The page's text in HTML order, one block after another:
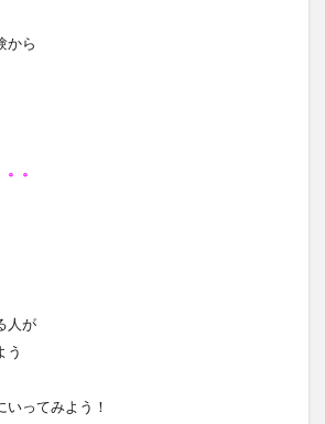
から
。。
人が
う
いってみよう！